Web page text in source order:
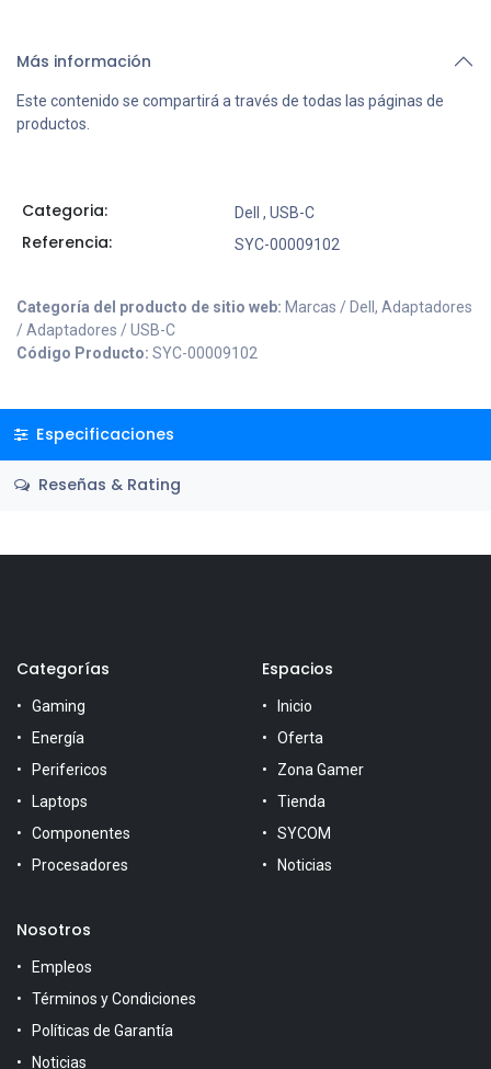
Más información
Este contenido se compartirá a través de todas las páginas de
productos.
Categoria: Dell , USB-C
Referencia: SYC-00009102
Categoría del producto de sitio web: Marcas / Dell, Adaptadores
/ Adaptadores / USB-C
Código Producto: SYC-00009102
Especificaciones
Reseñas & Rating
Categorías
Gaming
Energía
Perifericos
Laptops
Componentes
Procesadores
Espacios
Inicio
Oferta
Zona Gamer
Tienda
SYCOM
Noticias
Nosotros
Empleos
Términos y Condiciones
Políticas de Garantía
Noticias